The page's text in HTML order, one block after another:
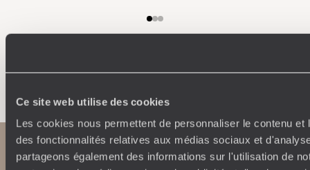
Ce site web utilise des cookies
Les cookies nous permettent de personnaliser le contenu et
des fonctionnalités relatives aux médias sociaux et
partageons également des informations sur l'utilisation de
Faites créer votre voyage